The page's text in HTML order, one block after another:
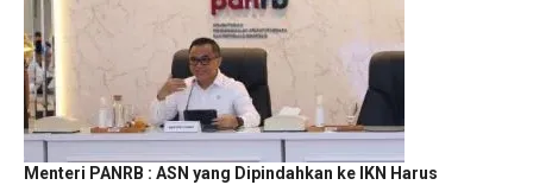
Menteri PANRB : ASN yang Dipindahkan ke IKN Harus